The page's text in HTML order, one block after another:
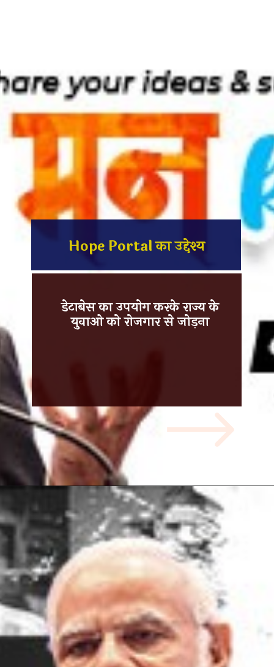
Hope Portal का उद्देश्य
डेटाबेस का उपयोग करके राज्य के
युवाओ को रोजगार से जोड़ना